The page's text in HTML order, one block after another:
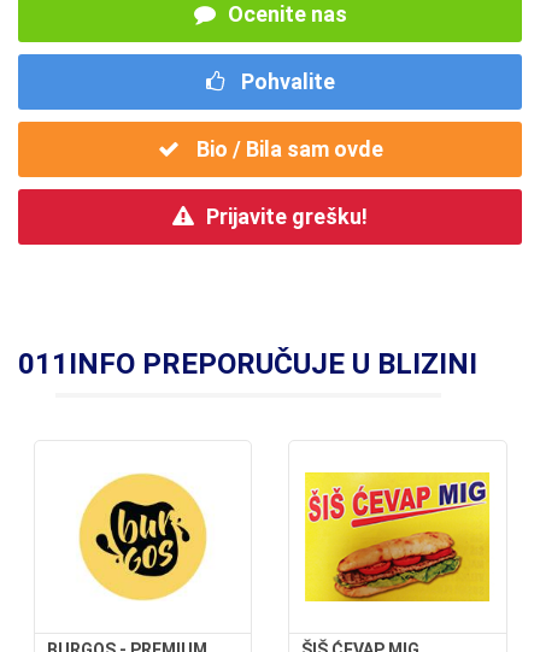
Ocenite nas
Pohvalite
Bio / Bila sam ovde
Prijavite grešku!
011INFO PREPORUČUJE U BLIZINI